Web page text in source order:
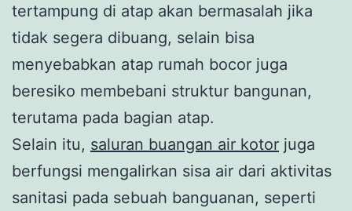
tertampung di atap akan bermasalah jika
tidak segera dibuang, selain bisa
menyebabkan atap rumah bocor juga
beresiko membebani struktur bangunan,
terutama pada bagian atap.
Selain itu, saluran buangan air kotor juga
berfungsi mengalirkan sisa air dari aktivitas
sanitasi pada sebuah banguanan, seperti